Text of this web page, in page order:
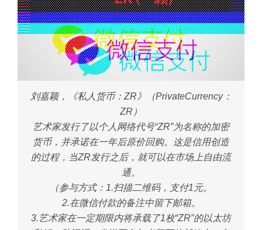
刘嘉颖，《私人货币：ZR》（PrivateCurrency：
ZR）
艺术家发行了以个人网络代号“ZR”为名称的加密
货币，并承诺在一年后原价回购。这是信用创造
的过程，当ZR发行之后，就可以在市场上自由流
通。
（参与方式：1.扫描二维码，支付1元。
2.在微信付款的备注中留下邮箱。
3.艺术家在一定期限内将承载了1枚“ZR”的以太坊